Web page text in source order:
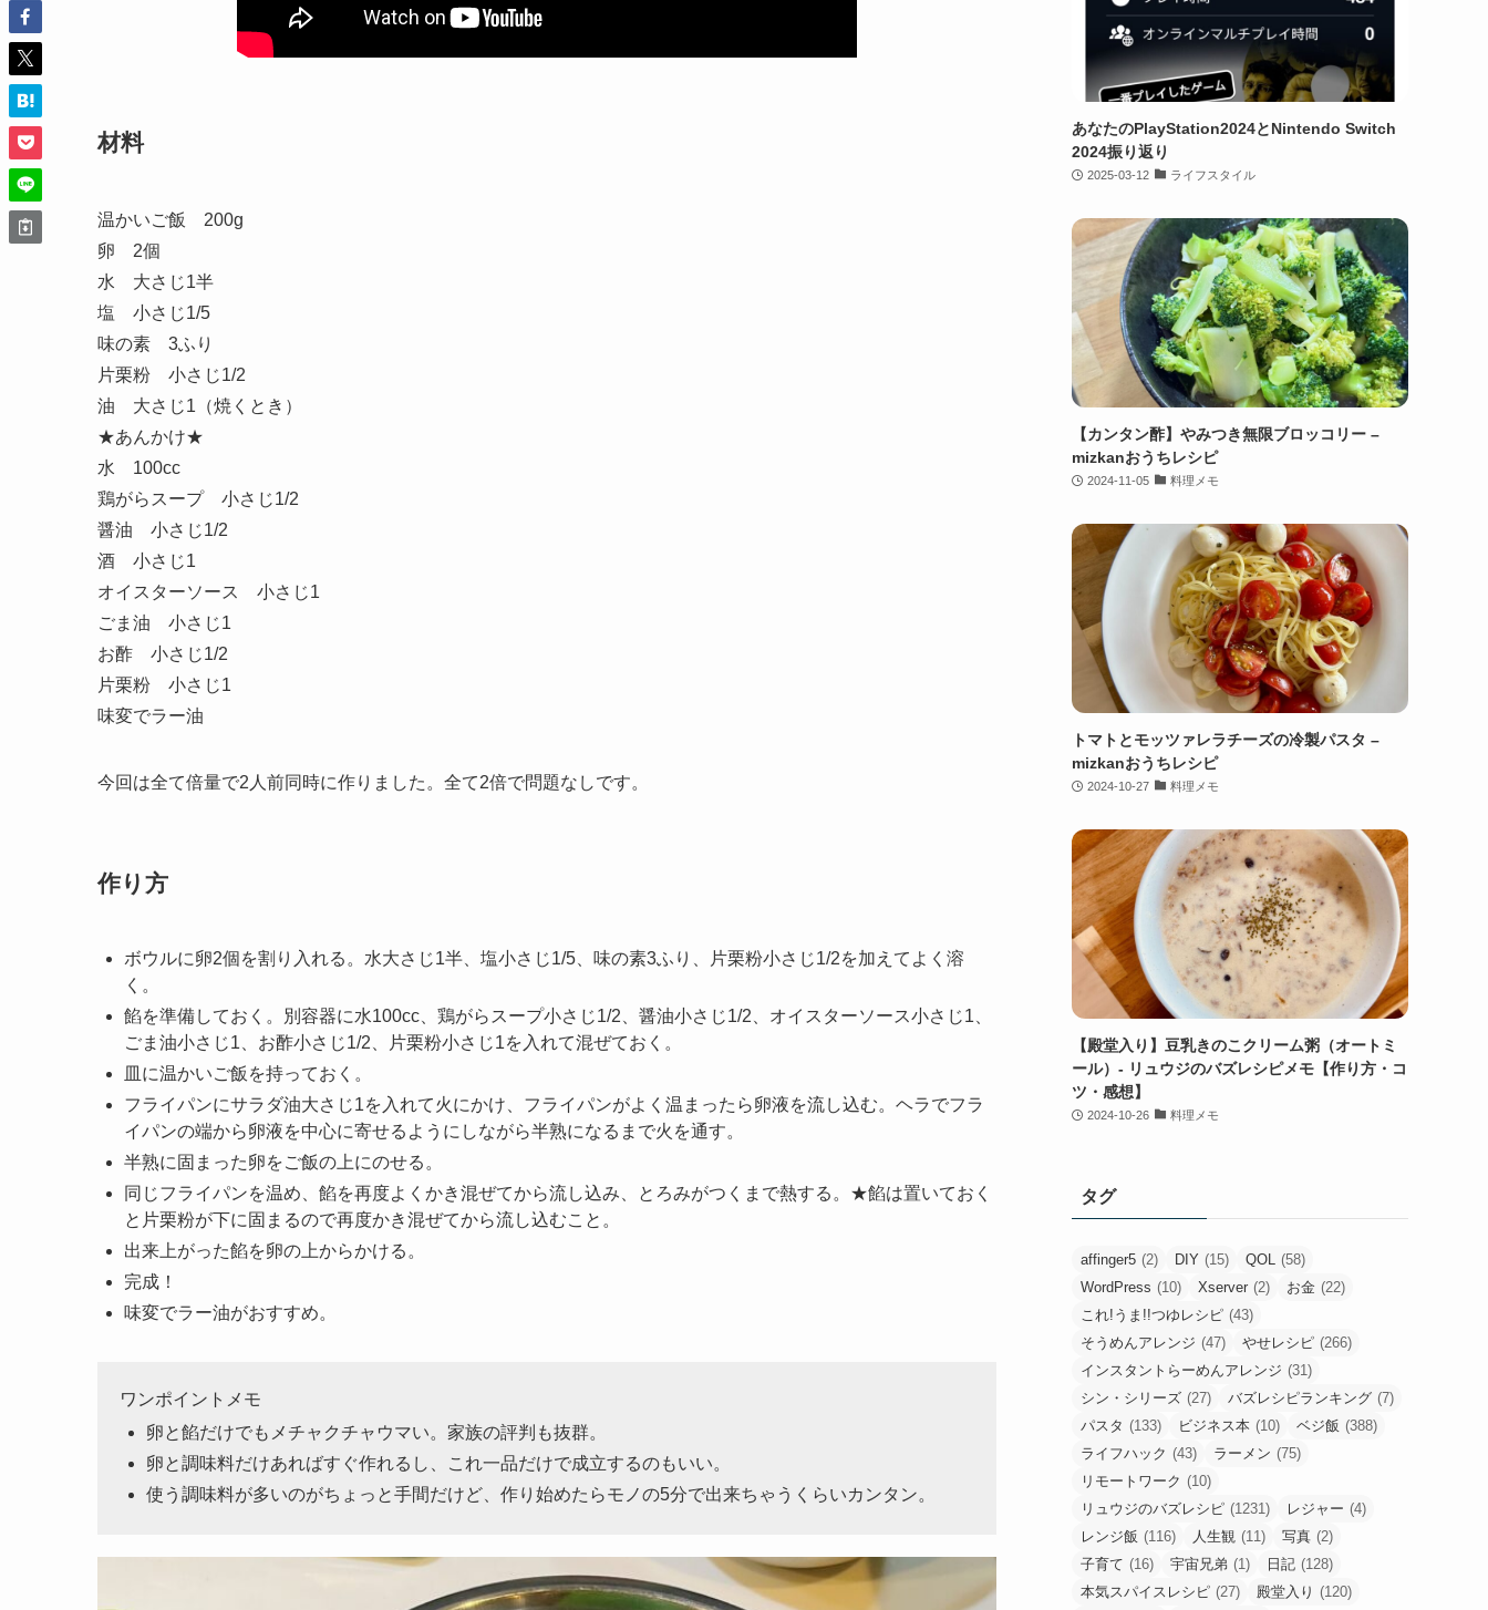
材料
温かいご飯 200g
卵 2個
水 大さじ1半
塩 小さじ1/5
味の素 3ふり
片栗粉 小さじ1/2
油 大さじ1（焼くとき）
★あんかけ★
水 100cc
鶏がらスープ 小さじ1/2
醤油 小さじ1/2
酒 小さじ1
オイスターソース 小さじ1
ごま油 小さじ1
お酢 小さじ1/2
片栗粉 小さじ1
味変でラー油
今回は全て倍量で2人前同時に作りました。全て2倍で問題なしです。
作り方
ボウルに卵2個を割り入れる。水大さじ1半、塩小さじ1/5、味の素3ふり、片栗粉小さじ1/2を加えてよく溶
く。
餡を準備しておく。別容器に水100cc、鶏がらスープ小さじ1/2、醤油小さじ1/2、オイスターソース小さじ1、
ごま油小さじ1、お酢小さじ1/2、片栗粉小さじ1を入れて混ぜておく。
皿に温かいご飯を持っておく。
フライパンにサラダ油大さじ1を入れて火にかけ、フライパンがよく温まったら卵液を流し込む。ヘラでフラ
イパンの端から卵液を中心に寄せるようにしながら半熟になるまで火を通す。
半熟に固まった卵をご飯の上にのせる。
同じフライパンを温め、餡を再度よくかき混ぜてから流し込み、とろみがつくまで熱する。★餡は置いておく
と片栗粉が下に固まるので再度かき混ぜてから流し込むこと。
出来上がった餡を卵の上からかける。
完成！
味変でラー油がおすすめ。
ワンポイントメモ
卵と餡だけでもメチャクチャウマい。家族の評判も抜群。
卵と調味料だけあればすぐ作れるし、これ一品だけで成立するのもいい。
使う調味料が多いのがちょっと手間だけど、作り始めたらモノの5分で出来ちゃうくらいカンタン。
あなたのPlayStation2024とNintendo Switch
2024振り返り
2025-03-12 ライフスタイル
【カンタン酢】やみつき無限ブロッコリー –
mizkanおうちレシピ
2024-11-05 料理メモ
トマトとモッツァレラチーズの冷製パスタ –
mizkanおうちレシピ
2024-10-27 料理メモ
【殿堂入り】豆乳きのこクリーム粥（オートミ
ール）- リュウジのバズレシピメモ【作り方・コ
ツ・感想】
2024-10-26 料理メモ
タグ
affinger5 (2) DIY (15) QOL (58)
WordPress (10) Xserver (2) お金 (22)
これ!うま!!つゆレシピ (43)
そうめんアレンジ (47) やせレシピ (266)
インスタントらーめんアレンジ (31)
シン・シリーズ (27) バズレシピランキング (7)
パスタ (133) ビジネス本 (10) ベジ飯 (388)
ライフハック (43) ラーメン (75)
リモートワーク (10)
リュウジのバズレシピ (1231) レジャー (4)
レンジ飯 (116) 人生観 (11) 写真 (2)
子育て (16) 宇宙兄弟 (1) 日記 (128)
本気スパイスレシピ (27) 殿堂入り (120)